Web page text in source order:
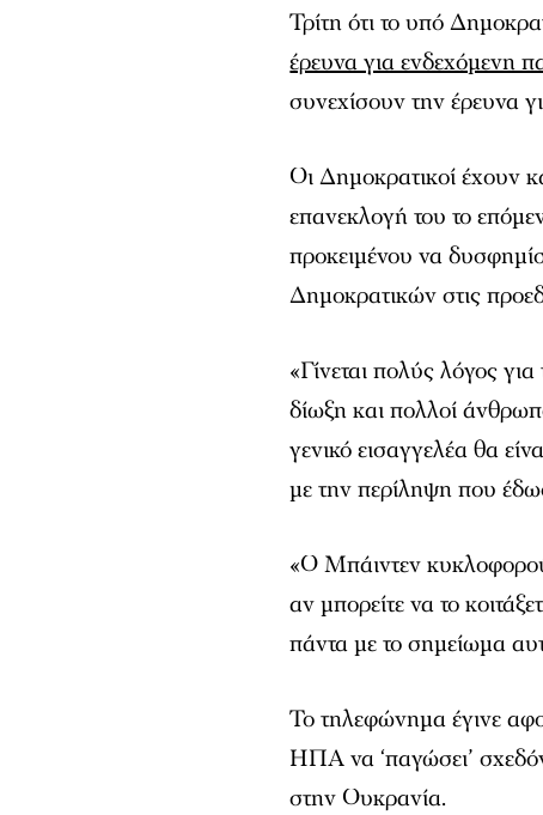
Τρίτη ότι το υπό
έρευνα για ενδεχόμενη
συνεχίσουν την έρευνα
Οι Δημοκρατικοί έχουν
επανεκλογή του το
προκειμένου να
Δημοκρατικών στις
«Γίνεται πολύς λόγος
δίωξη και πολλοί
γενικό εισαγγελέα θα
με την περίληψη που
«Ο Μπάιντεν
αν μπορείτε να το
πάντα με το σημείωμα
Το τηλεφώνημα έγινε
ΗΠΑ να ‘παγώσει’
στην Ουκρανία.